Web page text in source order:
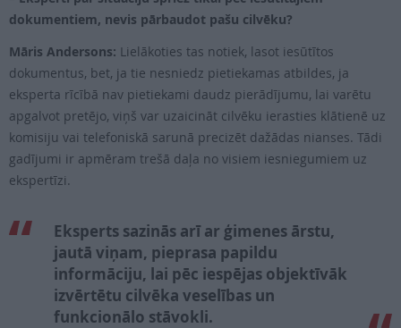
dokumentiem, nevis pārbaudot pašu cilvēku?
Māris Andersons: Lielākoties tas notiek, lasot iesūtītos
dokumentus, bet, ja tie nesniedz pietiekamas atbildes, ja
eksperta rīcībā nav pietiekami daudz pierādījumu, lai varētu
apgalvot pretējo, viņš var uzaicināt cilvēku ierasties klātienē uz
komisiju vai telefoniskā sarunā precizēt dažādas nianses. Tādi
gadījumi ir apmēram trešā daļa no visiem iesniegumiem uz
ekspertīzi.
Eksperts sazinās arī ar ģimenes ārstu,
jautā viņam, pieprasa papildu
informāciju, lai pēc iespējas objektīvāk
izvērtētu cilvēka veselības un
funkcionālo stāvokli.